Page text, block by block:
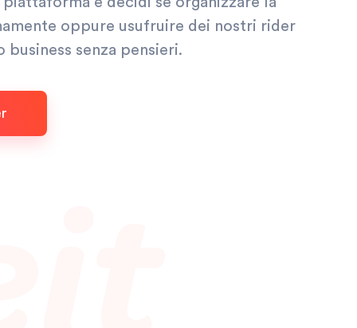
oppure usufruire dei nostri rider
senza pensieri.